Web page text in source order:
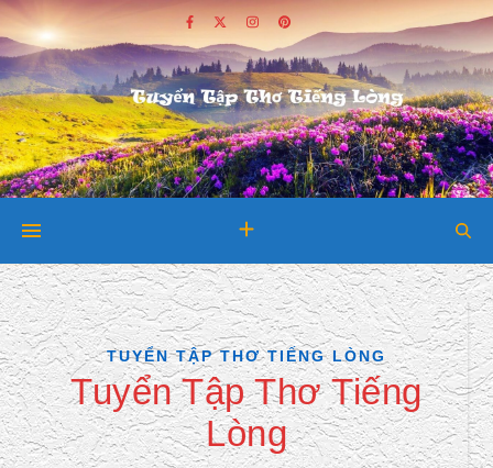
TUYỂN TẬP THƠ TIẾNG LÒNG
Tuyển Tập Thơ Tiếng
Lòng